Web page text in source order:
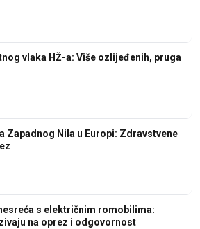
vlaka HŽ-a: Više ozlijeđenih, pruga
Zapadnog Nila u Europi: Zdravstvene
s električnim romobilima:
na oprez i odgovornost